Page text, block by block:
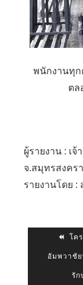
พนักงานทุก
ตล
ผู้รายงาน : เ
จ.สมุทรสงคร
รายงานโดย :
โค
อัมพวาชั
รัก